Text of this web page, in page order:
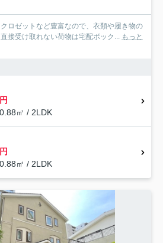
ロゼットなど豊富なので、衣類や履き物の
接受け取れない荷物は宅配ボック... もっと
㎡ / 2LDK
㎡ / 2LDK